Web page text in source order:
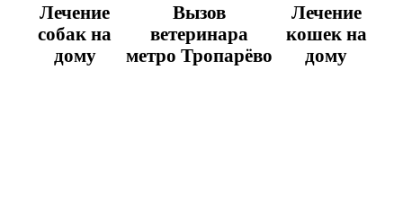
Лечение
собак на
дому
Вызов
ветеринара
метро Тропарёво
Лечение
кошек на
дому